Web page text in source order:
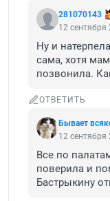
281070143
12 сентября
Ну и
сама, хотя
позвонила.
ОТВЕТИТЬ
Бывает
12 сентября
Все по
поверила и
Бастрыкину